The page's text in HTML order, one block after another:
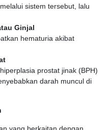
sistem tersebut, lalu
Ginjal
hematuria akibat
prostat jinak (BPH)
darah muncul di